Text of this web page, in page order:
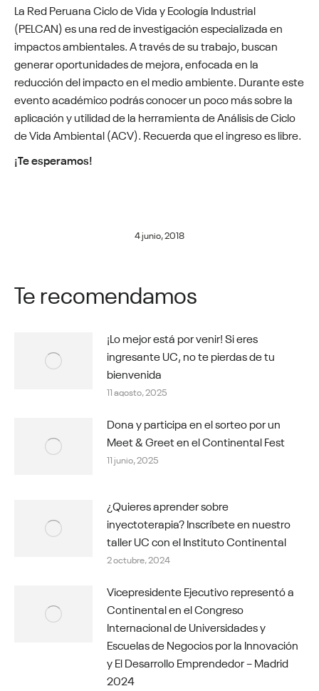
La Red Peruana Ciclo de Vida y Ecología Industrial
(PELCAN) es una red de investigación especializada en
impactos ambientales. A través de su trabajo, buscan
generar oportunidades de mejora, enfocada en la
reducción del impacto en el medio ambiente. Durante este
evento académico podrás conocer un poco más sobre la
aplicación y utilidad de la herramienta de Análisis de Ciclo
de Vida Ambiental (ACV). Recuerda que el ingreso es libre.
¡Te esperamos!
4 junio, 2018
Te recomendamos
¡Lo mejor está por venir! Si eres
ingresante UC, no te pierdas de tu
bienvenida
11 agosto, 2025
Dona y participa en el sorteo por un
Meet & Greet en el Continental Fest
11 junio, 2025
¿Quieres aprender sobre
inyectoterapia? Inscríbete en nuestro
taller UC con el Instituto Continental
2 octubre, 2024
Vicepresidente Ejecutivo representó a
Continental en el Congreso
Internacional de Universidades y
Escuelas de Negocios por la Innovación
y El Desarrollo Emprendedor – Madrid
2024